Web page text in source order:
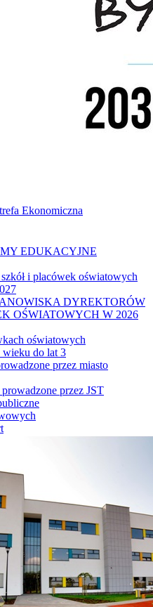
Ekonomiczna
EDUKACYJNE
i placówek oświatowych
DYREKTORÓW
OŚWIATOWYCH W 2026
oświatowych
wieku do lat 3
przez miasto
przez JST